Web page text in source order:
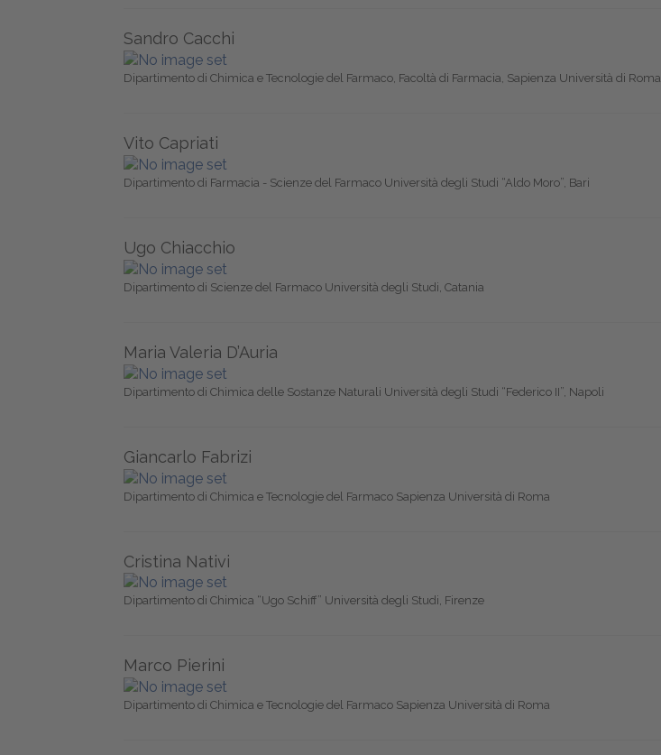
Sandro Cacchi
Dipartimento di Chimica e Tecnologie del Farmaco, Facoltà di Farmacia, Sapienza Università di Roma
Vito Capriati
Dipartimento di Farmacia - Scienze del Farmaco Università degli Studi “Aldo Moro”, Bari
Ugo Chiacchio
Dipartimento di Scienze del Farmaco Università degli Studi, Catania
Maria Valeria D’Auria
Dipartimento di Chimica delle Sostanze Naturali Università degli Studi “Federico II”, Napoli
Giancarlo Fabrizi
Dipartimento di Chimica e Tecnologie del Farmaco Sapienza Università di Roma
Cristina Nativi
Dipartimento di Chimica “Ugo Schiff” Università degli Studi, Firenze
Marco Pierini
Dipartimento di Chimica e Tecnologie del Farmaco Sapienza Università di Roma